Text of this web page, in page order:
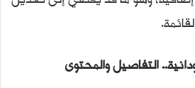
التفاصيل والمحتوى